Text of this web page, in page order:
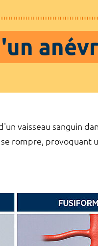
vaisseau sanguin
rompre, provoquant